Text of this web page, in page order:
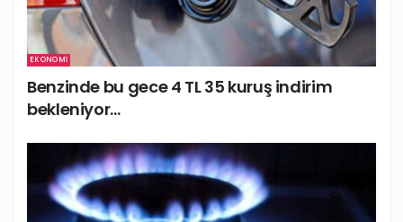
EKONOMI
Benzinde bu gece 4 TL 35 kuruş indirim
bekleniyor…